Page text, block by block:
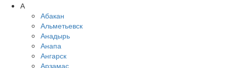
А
Абакан
Альметьевск
Анадырь
Анапа
Ангарск
Арзамас